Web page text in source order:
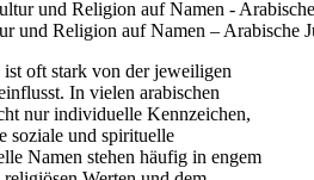
und Religion auf Namen – Arabische
oft stark von der jeweiligen
In vielen arabischen
nur individuelle Kennzeichen,
soziale und spirituelle
Namen stehen häufig in engem